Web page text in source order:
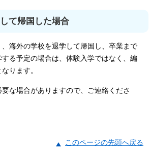
て帰国した場合
海外の学校を退学して帰国し、卒業まで
る予定の場合は、体験入学ではなく、編
ります。
な場合がありますので、ご連絡くださ
このページの先頭へ戻る